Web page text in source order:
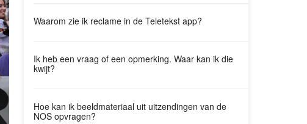
Waarom zie ik reclame in de Teletekst ­app?
Ik heb een vraag of een opmerking. Waar kan ik die
kwijt?
Hoe kan ik beeldmateriaal uit uitzendingen van de
NOS opvragen?